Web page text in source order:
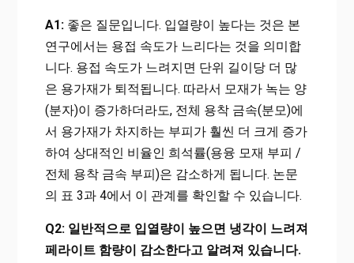
A1:좋은 질문입니다. 입열량이 높다는 것은 본
연구에서는 용접 속도가 느리다는 것을 의미합
니다. 용접 속도가 느려지면 단위 길이당 더 많
은 용가재가 퇴적됩니다. 따라서 모재가 녹는 양
(분자)이 증가하더라도, 전체 용착 금속(분모)에
서 용가재가 차지하는 부피가 훨씬 더 크게 증가
하여 상대적인 비율인 희석률(용융 모재 부피 /
전체 용착 금속 부피)은 감소하게 됩니다. 논문
의 표 3과 4에서 이 관계를 확인할 수 있습니다.
Q2: 일반적으로 입열량이 높으면 냉각이 느려져
페라이트 함량이 감소한다고 알려져 있습니다.